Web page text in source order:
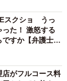
スクショ うっ
た！ 激怒する
すか【弁護士が
がフルコース料